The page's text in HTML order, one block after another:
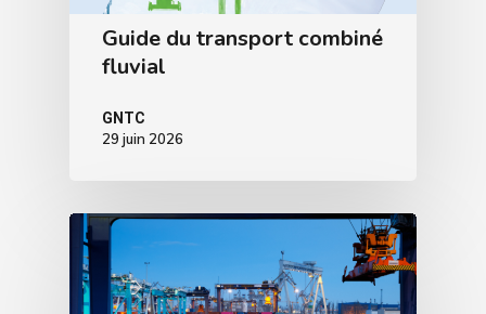
Guide du transport combiné
fluvial
GNTC
29 juin 2026